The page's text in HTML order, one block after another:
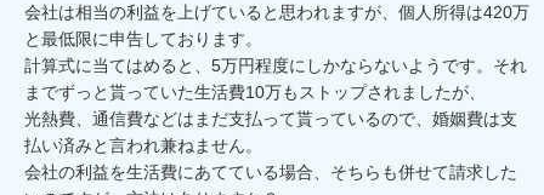
会社は相当の利益を上げていると思われますが、個人所得は420万
と最低限に申告しております。
計算式に当てはめると、5万円程度にしかならないようです。それ
までずっと貰っていた生活費10万もストップされましたが、
光熱費、通信費などはまだ支払って貰っているので、婚姻費は支
払い済みと言われ兼ねません。
会社の利益を生活費にあてている場合、そちらも併せて請求した